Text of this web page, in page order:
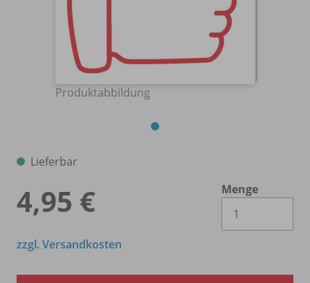
Produktabbildung
Lieferbar
4,95 €
Menge
zzgl. Versandkosten